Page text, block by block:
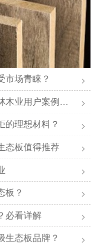
市场青睐？
用户案例分享
的理想材料？
态板值得推荐
板？
必看详解
生态板品牌？